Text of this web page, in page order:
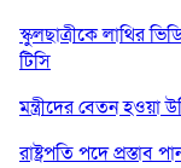
স্কুলছাত্রীকে লাথির
টিসি
মন্ত্রীদের বেতন
রাষ্ট্রপতি পদে